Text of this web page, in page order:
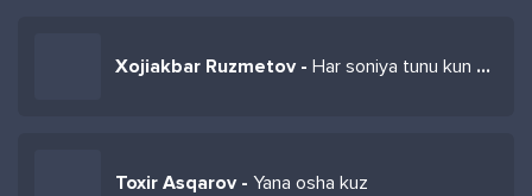
Xojiakbar Ruzmetov - Har soniya tunu kun seni o'ylayman
Toxir Asqarov - Yana osha kuz